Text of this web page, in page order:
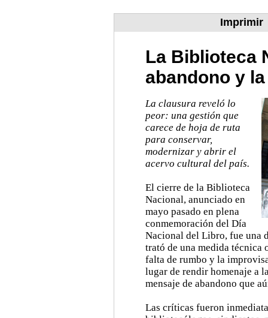
Imprimir
La Biblioteca
abandono y
La clausura reveló lo
peor: una gestión que
carece de hoja de ruta
para conservar,
modernizar y abrir el
acervo cultural del país.
El cierre de la Biblioteca
Nacional, anunciado en
mayo pasado en plena
conmemoración del Día
Nacional del Libro, fue una
trató de una medida técnica
falta de rumbo y la
lugar de rendir homenaje a
mensaje de abandono que
Las críticas fueron